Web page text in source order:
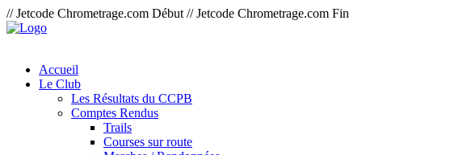
// Jetcode Chrometrage.com Début // Jetcode Chrometrage.com Fin
Accueil
Le Club
Les Résultats du CCPB
Comptes Rendus
Trails
Courses sur route